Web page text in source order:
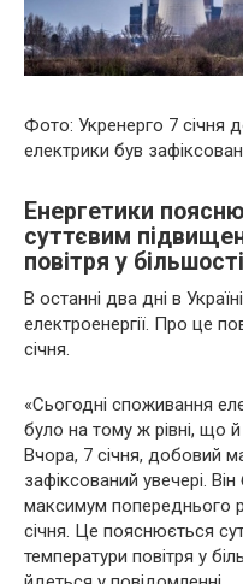
Фото: Укренерго 7 січня
електрики був
Енергетики
суттєвим
повітря у
В останні два дні в
електроенергії. Про це
січня.
«Сьогодні споживання
було на тому ж рівні, що
Вчора, 7 січня, добовий
зафіксований увечері.
максимум попереднього
січня. Це пояснюється
температури повітря у